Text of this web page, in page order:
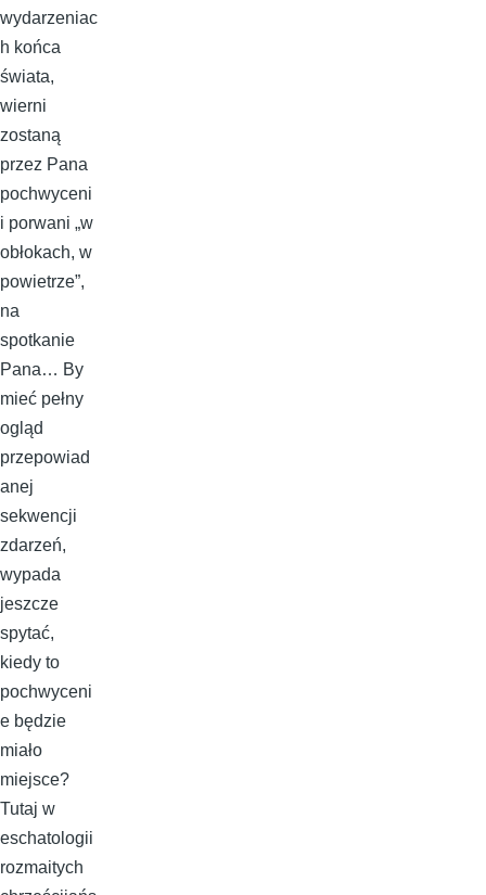
wydarzeniac
h końca
świata,
wierni
zostaną
przez Pana
pochwyceni
i porwani „w
obłokach, w
powietrze”,
na
spotkanie
Pana… By
mieć pełny
ogląd
przepowiad
anej
sekwencji
zdarzeń,
wypada
jeszcze
spytać,
kiedy to
pochwyceni
e będzie
miało
miejsce?
Tutaj w
eschatologii
rozmaitych